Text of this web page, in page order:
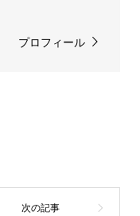
プロフィール